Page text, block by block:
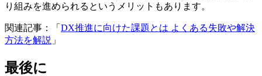
り組みを進められるというメリットもあります。
関連記事：「 DX推進に向けた課題とは よくある失敗や解決
方法を解説 」
最後に